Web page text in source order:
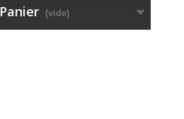
Panier (vide)